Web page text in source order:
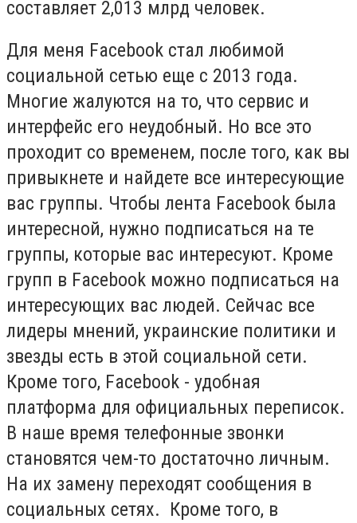
составляет 2,013 млрд человек.
Для меня Facebook стал любимой
социальной сетью еще с 2013 года.
Многие жалуются на то, что сервис и
интерфейс его неудобный. Но все это
проходит со временем, после того, как вы
привыкнете и найдете все интересующие
вас группы. Чтобы лента Facebook была
интересной, нужно подписаться на те
группы, которые вас интересуют. Кроме
групп в Facebook можно подписаться на
интересующих вас людей. Сейчас все
лидеры мнений, украинские политики и
звезды есть в этой социальной сети.
Кроме того, Facebook - удобная
платформа для официальных переписок.
В наше время телефонные звонки
становятся чем-то достаточно личным.
На их замену переходят сообщения в
социальных сетях. Кроме того, в